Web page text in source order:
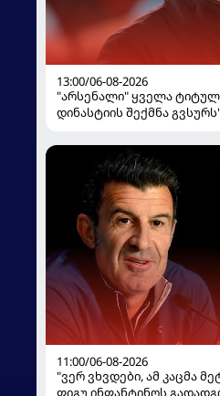
13:00/06-08-2026
"არსენალი" ყველა
დინასტიის შექმნა
11:00/06-08-2026
"ვერ ვხვდები, ამ კაცმა
ფიგუ ინფანტინოს